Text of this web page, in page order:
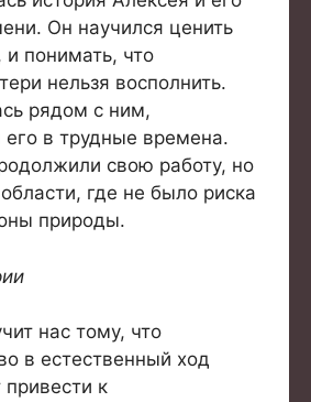
Он научился ценить
и понимать, что
нельзя восполнить.
рядом с ним,
в трудные времена.
свою работу, но
где не было риска
природы.
нас тому, что
в естественный ход
к